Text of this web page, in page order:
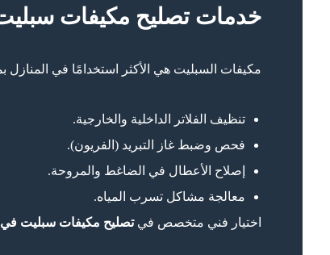
خدمات تصليح مكيفات
مكيفات السبليت هي الأكثر استخدامًا في
تنظيف الفلاتر الداخلية والخارجية.
فحص وضبط غاز التبريد (الفريون).
إصلاح الأعطال في الضاغط والمروحة.
معالجة مشاكل تسرب المياه.
اختيار فني متخصص فيتصليح مكيفات سبليت في